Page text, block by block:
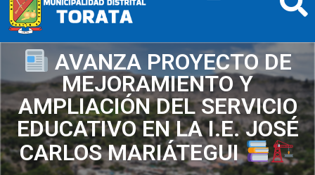
AVANZA PROYECTO DE
MEJORAMIENTO Y
AMPLIACIÓN DEL SERVICIO
EDUCATIVO EN LA I.E. JOSÉ
CARLOS MARIÁTEGUI